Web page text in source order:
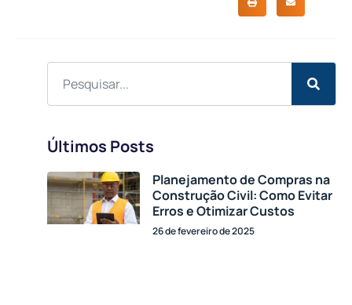
Últimos Posts
Planejamento de Compras na
Construção Civil: Como Evitar
Erros e Otimizar Custos
26 de fevereiro de 2025